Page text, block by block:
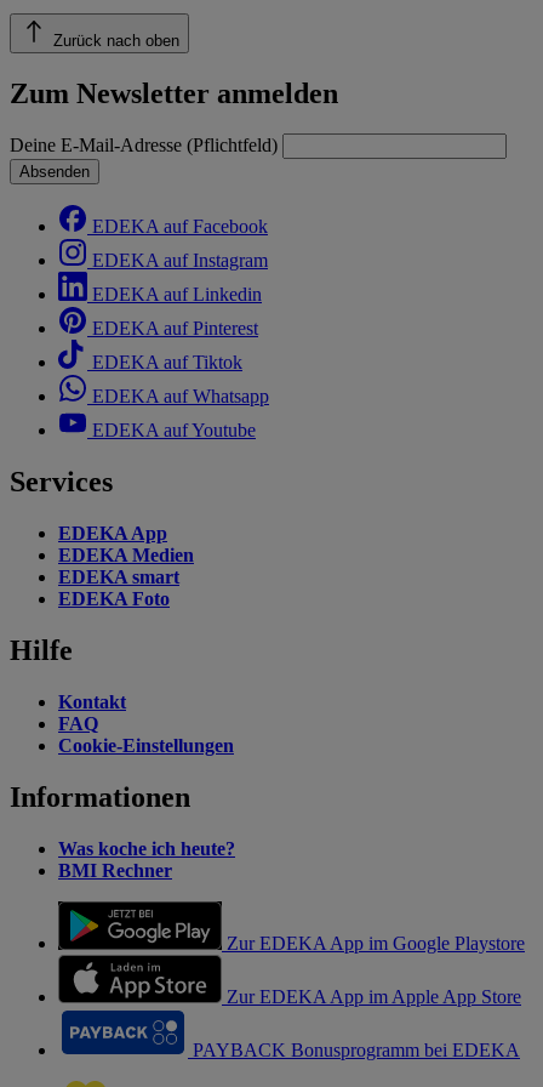
Zurück nach oben
Zum Newsletter anmelden
Deine E-Mail-Adresse (Pflichtfeld)
Absenden
EDEKA auf Facebook
EDEKA auf Instagram
EDEKA auf Linkedin
EDEKA auf Pinterest
EDEKA auf Tiktok
EDEKA auf Whatsapp
EDEKA auf Youtube
Services
EDEKA App
EDEKA Medien
EDEKA smart
EDEKA Foto
Hilfe
Kontakt
FAQ
Cookie-Einstellungen
Informationen
Was koche ich heute?
BMI Rechner
Zur EDEKA App im Google Playstore
Zur EDEKA App im Apple App Store
PAYBACK Bonusprogramm bei EDEKA